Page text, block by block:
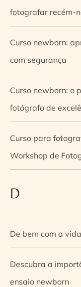
fotografar recém-
Curso newborn:
com segurança
Curso newborn: o
fotógrafo de
Curso para
Workshop de
D
De bem com a
Descubra a
ensaio newborn